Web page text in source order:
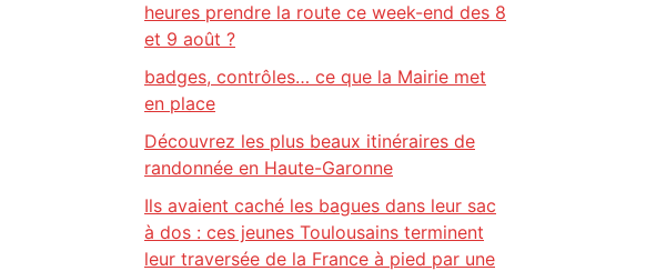
heures prendre la route ce week-end des 8
et 9 août ?
badges, contrôles… ce que la Mairie met
en place
Découvrez les plus beaux itinéraires de
randonnée en Haute-Garonne
Ils avaient caché les bagues dans leur sac
à dos : ces jeunes Toulousains terminent
leur traversée de la France à pied par une